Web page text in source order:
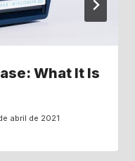
What It Is
abril de 2021